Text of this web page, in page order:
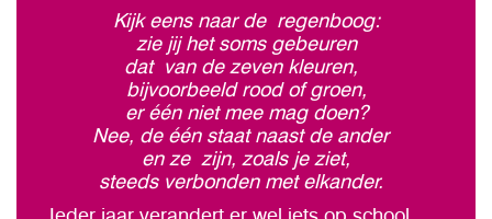
Kijk eens naar de regenboog:
zie jij het soms gebeuren
dat van de zeven kleuren,
bijvoorbeeld rood of groen,
er één niet mee mag doen?
Nee, de één staat naast de ander
en ze zijn, zoals je ziet,
steeds verbonden met elkander.